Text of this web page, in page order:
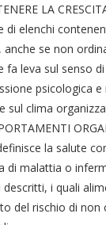
LA
elenchi
se non
leva sul senso
psicologica
sul clima
la salute
di malattia o
i quali
del rischio di